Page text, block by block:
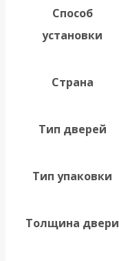
Способ
установки
Страна
Тип дверей
Тип упаковки
Толщина двери